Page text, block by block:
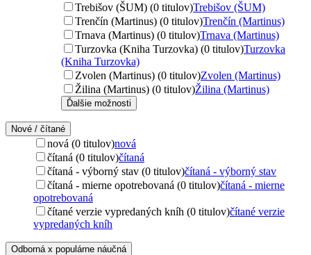
Trebišov (ŠUM) (0 titulov)Trebišov (ŠUM)
Trenčín (Martinus) (0 titulov)Trenčín (Martinus)
Trnava (Martinus) (0 titulov)Trnava (Martinus)
Turzovka (Kniha Turzovka) (0 titulov)Turzovka
(Kniha Turzovka)
Zvolen (Martinus) (0 titulov)Zvolen (Martinus)
Žilina (Martinus) (0 titulov)Žilina (Martinus)
Ďalšie možnosti
Nové / čítané
nová (0 titulov)nová
čítaná (0 titulov)čítaná
čítaná - výborný stav (0 titulov)čítaná - výborný stav
čítaná - mierne opotrebovaná (0 titulov)čítaná - mierne
opotrebovaná
čítané verzie vypredaných kníh (0 titulov)čítané verzie
vypredaných kníh
Odborná x populárne náučná